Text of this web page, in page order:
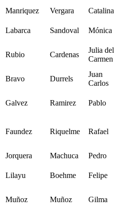
Manriquez
Vergara Catalina
Labarca Sandoval Mónica
Rubio Cardenas
Julia del
Carmen
Bravo Durrels
Juan
Carlos
Galvez Ramirez Pablo
Faundez Riquelme Rafael
Jorquera
Machuca Pedro
Lilayu
Boehme Felipe
Muñoz Muñoz Gilma